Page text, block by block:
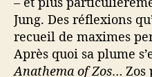
Jung. Des réflexions
recueil de maximes
Après quoi sa plume
Anathema of Zos… Zos